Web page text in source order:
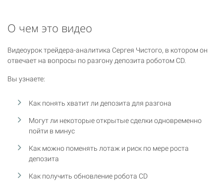
О чем это видео
Видеоурок трейдера-аналитика Сергея Чистого, в котором он
отвечает на вопросы по разгону депозита роботом CD.
Вы узнаете:
Как понять хватит ли депозита для разгона
Могут ли некоторые открытые сделки одновременно
пойти в минус
Как можно поменять лотаж и риск по мере роста
депозита
Как получить обновление робота CD